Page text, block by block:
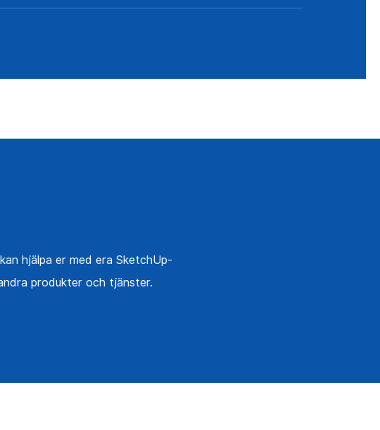
hjälpa er med era SketchUp-
produkter och tjänster.